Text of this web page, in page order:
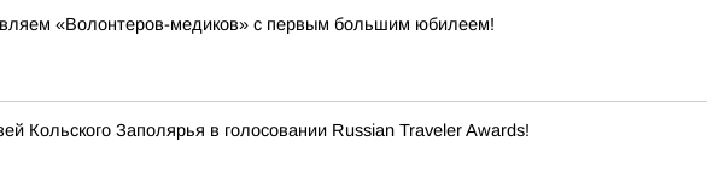
«Волонтеров-медиков» с первым большим юбилеем!
Кольского Заполярья в голосовании Russian Traveler Awards!